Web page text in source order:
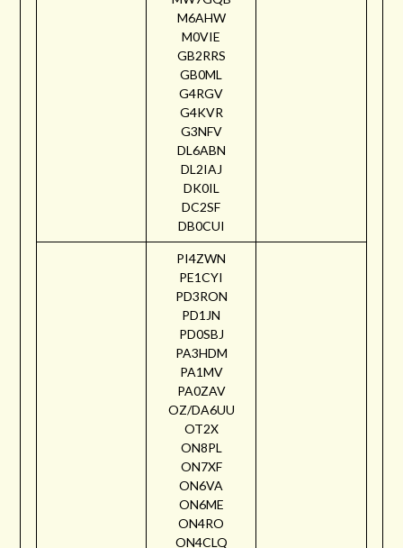
M6AHW
M0VIE
GB2RRS
GB0ML
G4RGV
G4KVR
G3NFV
DL6ABN
DL2IAJ
DK0IL
DC2SF
DB0CUI
PI4ZWN
PE1CYI
PD3RON
PD1JN
PD0SBJ
PA3HDM
PA1MV
PA0ZAV
OZ/DA6UU
OT2X
ON8PL
ON7XF
ON6VA
ON6ME
ON4RO
ON4CLQ